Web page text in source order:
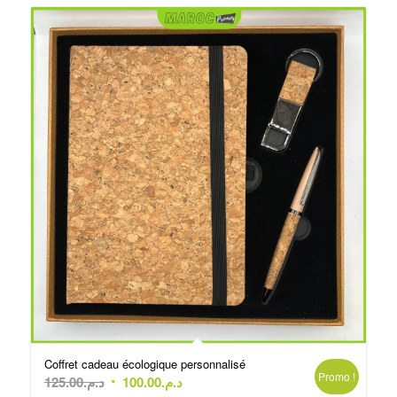
Coffret cadeau écologique personnalisé
د.م.125.00
Le
د.م.100.00
Le
Promo !